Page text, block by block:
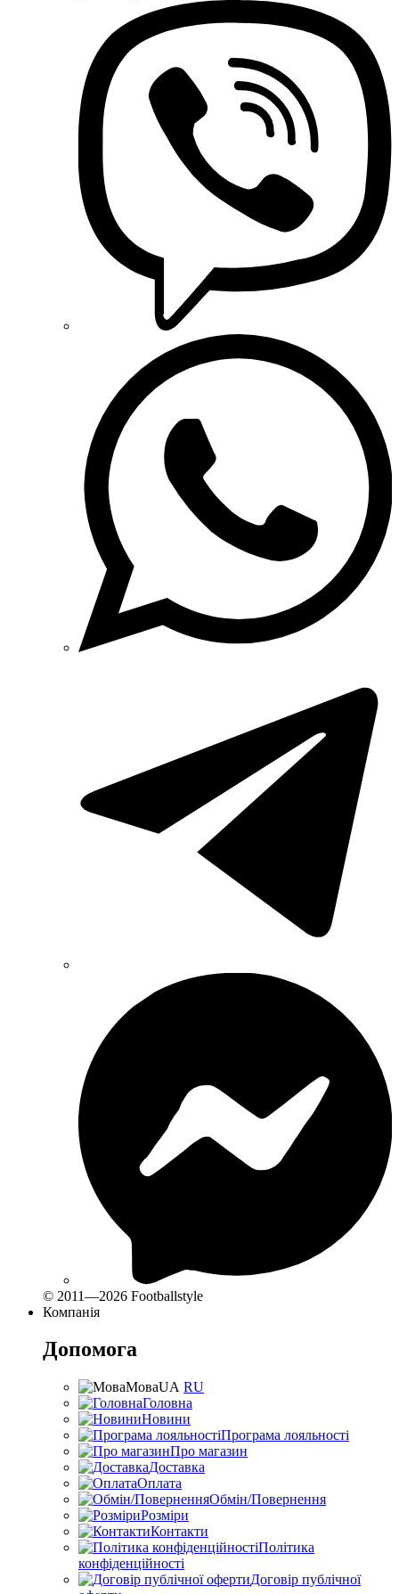
© 2011—2026 Footballstyle
Компанія
Допомога
МоваUA RU
Головна
Новини
Програма лояльності
Про магазин
Доставка
Оплата
Обмін/Повернення
Розміри
Контакти
Політика
конфіденційності
Договір публічної